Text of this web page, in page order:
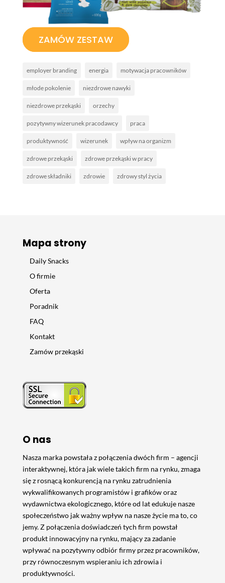
ZAMÓW ZESTAW
employer branding energia motywacja pracowników
młode pokolenie niezdrowe nawyki
niezdrowe przekąski orzechy
pozytywny wizerunek pracodawcy praca
produktywność wizerunek wpływ na organizm
zdrowe przekąski zdrowe przekąski w pracy
zdrowe składniki zdrowie zdrowy styl życia
Mapa strony
Daily Snacks
O firmie
Oferta
Poradnik
FAQ
Kontakt
Zamów przekąski
O nas
Nasza marka powstała z połączenia dwóch firm – agencji
interaktywnej, która jak wiele takich firm na rynku, zmaga
się z rosnącą konkurencją na rynku zatrudnienia
wykwalifikowanych programistów i grafików oraz
wydawnictwa ekologicznego, które od lat edukuje nasze
społeczeństwo jak ważny wpływ na nasze życie ma to, co
jemy. Z połączenia doświadczeń tych firm powstał
produkt innowacyjny na rynku, mający za zadanie
wpływać na pozytywny odbiór firmy przez pracowników,
przy równoczesnym wspieraniu ich zdrowia i
produktywności.